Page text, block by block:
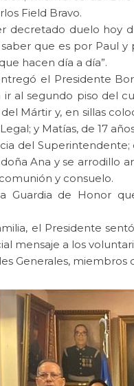
Field Bravo.
decretado duelo hoy
que es por Paul
hacen día a día”.
el Presidente
ir al segundo piso del
Mártir y, en sillas
y Matías, de 17
del
Ana y se arrodillo
y consuelo.
Guardia de Honor
el Presidente
mensaje a los
Generales, miembros